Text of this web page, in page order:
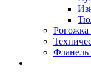
Рогожка
Фланель